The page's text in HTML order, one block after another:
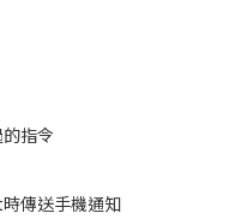
指令
傳送手機通知